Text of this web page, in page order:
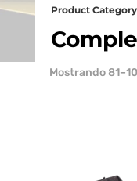
Product Category
Mostrando